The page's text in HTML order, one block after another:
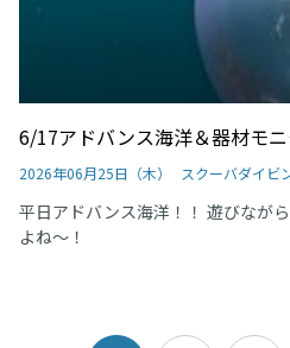
6/17アドバンス海洋＆器材モ
2026年06月25日（木） スクーバダイビ
平日アドバンス海洋！！ 遊びなが
よね～！